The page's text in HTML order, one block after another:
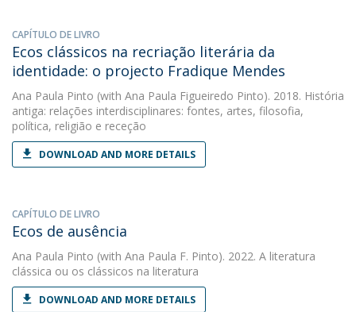
CAPÍTULO DE LIVRO
Ecos clássicos na recriação literária da
identidade: o projecto Fradique Mendes
Ana Paula Pinto (with Ana Paula Figueiredo Pinto). 2018. História
antiga: relações interdisciplinares: fontes, artes, filosofia,
política, religião e receção
DOWNLOAD AND MORE DETAILS
CAPÍTULO DE LIVRO
Ecos de ausência
Ana Paula Pinto (with Ana Paula F. Pinto). 2022. A literatura
clássica ou os clássicos na literatura
DOWNLOAD AND MORE DETAILS